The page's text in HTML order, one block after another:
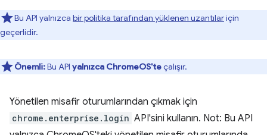
Bu API yalnızca bir politika tarafından yüklenen uzantılariçin
geçerlidir.
Önemli:Bu API yalnızca ChromeOS'teçalışır.
Yönetilen misafir oturumlarından çıkmak için
chrome.enterprise.login API'sini kullanın. Not: Bu API